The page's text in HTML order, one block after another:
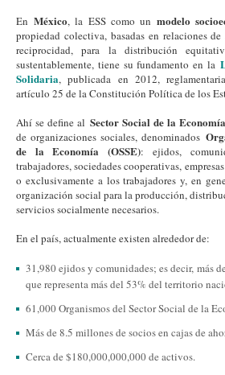
EnMéxico, la ESS como unmodelo
propiedad colectiva, basadas en relaciones
reciprocidad, para la distribución
sustentablemente, tiene su fundamento en la
Solidaria, publicada en 2012,
artículo 25 de la Constitución Política de los
Ahí se define al Sector Social de la Economía
de organizaciones sociales, denominados
de la Economía (OSSE): ejidos,
trabajadores, sociedades cooperativas,
o exclusivamente a los trabajadores y, en
organización social para la producción,
servicios socialmente necesarios.
En el país, actualmente existen alrededor de:
31,980 ejidos y comunidades; es decir, más
que representa más del 53% del territorio
61,000 Organismos del Sector Social de la
Más de 8.5 millones de socios en cajas de
Cerca de $180,000,000,000 de activos.